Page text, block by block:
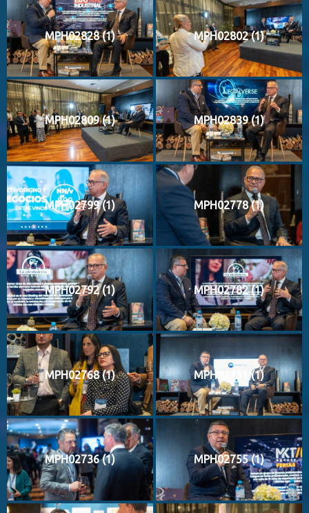
MPH02828 (1) MPH02802 (1)
MPH02809 (1) MPH02839 (1)
MPH02799 (1) MPH02778 (1)
MPH02792 (1) MPH02782 (1)
MPH02768 (1) MPH02751 (1)
MPH02736 (1) MPH02755 (1)